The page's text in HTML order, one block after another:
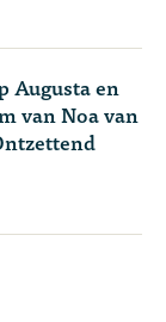
Augusta en
van Noa van